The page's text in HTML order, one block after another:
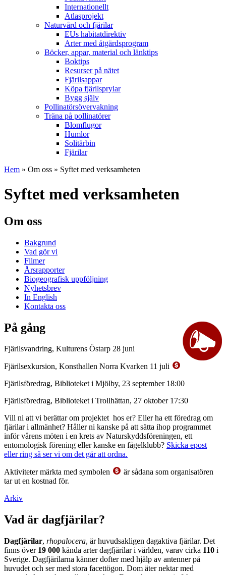
Internationellt
Atlasprojekt
Naturvård och fjärilar
EUs habitatdirektiv
Arter med åtgärdsprogram
Böcker, appar, material och länktips
Boktips
Resurser på nätet
Fjärilsappar
Köpa fjärilsprylar
Bygg själv
Pollinatörsövervakning
Träna på pollinatörer
Blomflugor
Humlor
Solitärbin
Fjärilar
Hem » Om oss » Syftet med verksamheten
Syftet med verksamheten
Om oss
Bakgrund
Vad gör vi
Filmer
Årsrapporter
Biogeografisk uppföljning
Nyhetsbrev
In English
Kontakta oss
På gång
Fjärilsvandring, Kulturens Östarp 28 juni
Fjärilsexkursion, Konsthallen Norra Kvarken 11 juli
Fjärilsföredrag, Biblioteket i Mjölby, 23 september 18:00
Fjärilsföredrag, Biblioteket i Trollhättan, 27 oktober 17:30
Vill ni att vi berättar om projektet hos er? Eller ha ett föredrag om
fjärilar i allmänhet? Håller ni kanske på att sätta ihop programmet
inför vårens möten i en krets av Naturskyddsföreningen, ett
entomologisk förening eller kanske en fågelklubb? Skicka epost
eller ring så ser vi om det går att ordna.
Aktiviteter märkta med symbolen
är sådana som organisatören
tar ut en kostnad för.
Arkiv
Vad är dagfjärilar?
Dagfjärilar, rhopalocera, är huvudsakligen dagaktiva fjärilar. Det
finns över 19 000 kända arter dagfjärilar i världen, varav cirka 110 i
Sverige. Dagfjärilarna känner dofter med hjälp av antenner på
huvudet och ser med stora facettögon. Dom äter nektar med